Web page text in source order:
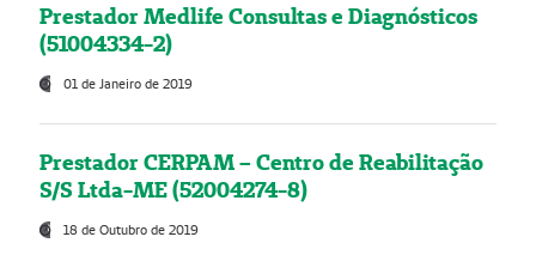
Prestador Medlife Consultas e Diagnósticos
(51004334-2)
01 de Janeiro de 2019
Prestador CERPAM – Centro de Reabilitação
S/S Ltda-ME (52004274-8)
18 de Outubro de 2019